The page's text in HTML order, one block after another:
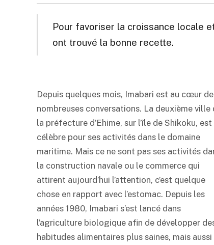
Pour favoriser la croissance locale
ont trouvé la bonne recette.
Depuis quelques mois, Imabari est au cœur de
nombreuses conversations. La deuxième ville
la préfecture d’Ehime, sur l’île de Shikoku, est
célèbre pour ses activités dans le domaine
maritime. Mais ce ne sont pas ses activités
la construction navale ou le commerce qui
attirent aujourd’hui l’attention, c’est quelque
chose en rapport avec l’estomac. Depuis les
années 1980, Imabari s’est lancé dans
l’agriculture biologique afin de développer
habitudes alimentaires plus saines, mais aussi